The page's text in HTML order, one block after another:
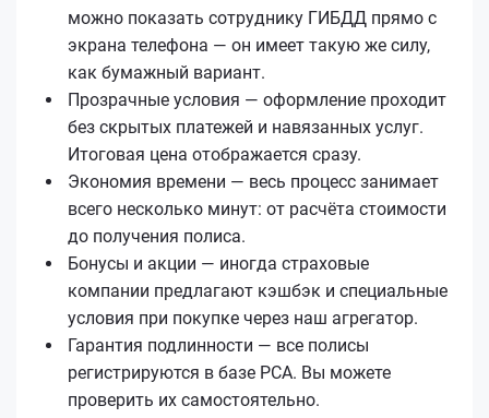
можно показать сотруднику ГИБДД прямо с
экрана телефона — он имеет такую же силу,
как бумажный вариант.
Прозрачные условия — оформление проходит
без скрытых платежей и навязанных услуг.
Итоговая цена отображается сразу.
Экономия времени — весь процесс занимает
всего несколько минут: от расчёта стоимости
до получения полиса.
Бонусы и акции — иногда страховые
компании предлагают кэшбэк и специальные
условия при покупке через наш агрегатор.
Гарантия подлинности — все полисы
регистрируются в базе РСА. Вы можете
проверить их самостоятельно.